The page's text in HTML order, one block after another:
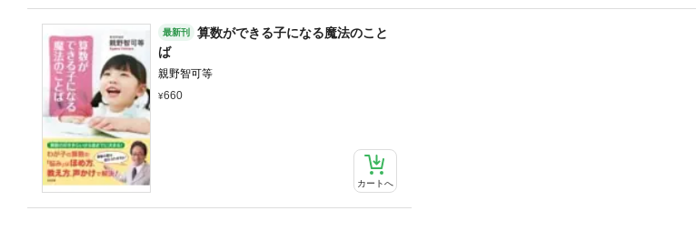
最新刊
算数ができる子になる魔法のこと
ば
親野智可等
660
カートへ